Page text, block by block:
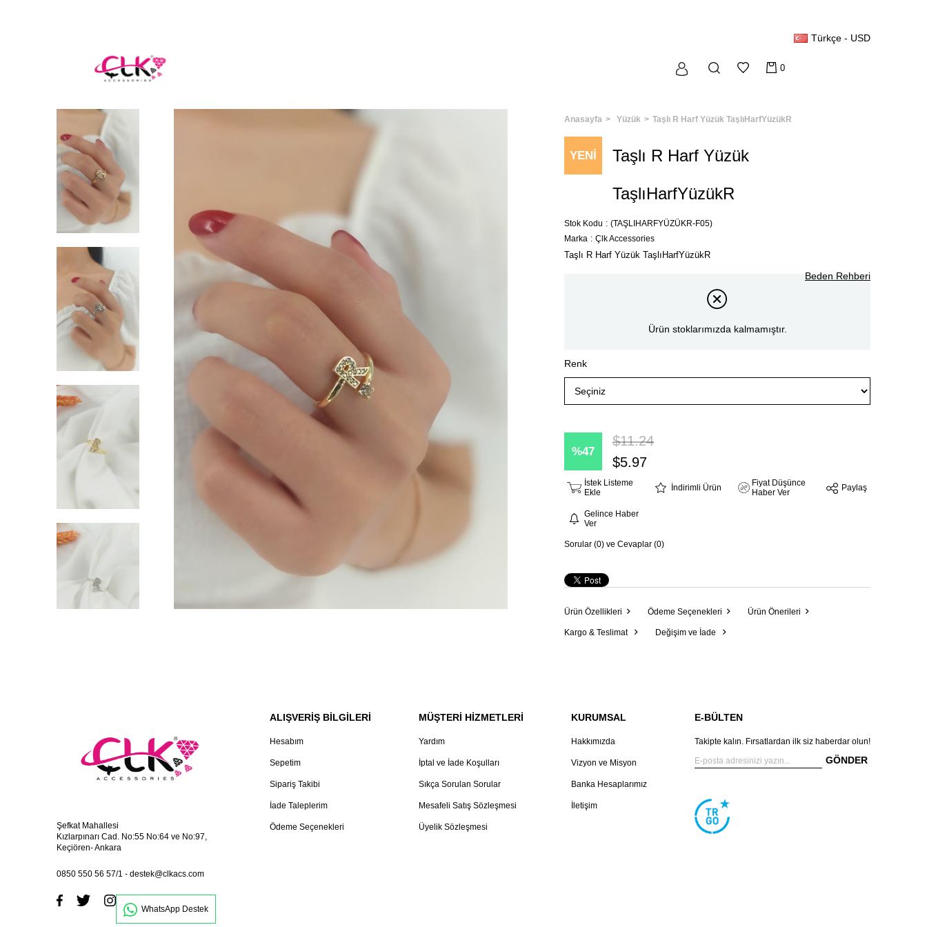
Türkçe - USD
0
Anasayfa Yüzük Taşlı R Harf Yüzük TaşlıHarfYüzükR
YENI Taşlı R Harf Yüzük
TaşlıHarfYüzükR
Stok Kodu
(TAŞLIHARFYÜZÜKR-F05)
Marka : Çlk Accessories
Taşlı R Harf Yüzük TaşlıHarfYüzükR
Beden Rehberi
Ürün stoklarımızda kalmamıştır.
Renk
47
$11.24
$5.97
İstek Listeme
Ekle
İndirimli Ürün
Fiyat Düşünce
Haber Ver
Gelince Haber
Ver
Paylaş
Sorular (0) ve Cevaplar (0)
Ürün Özellikleri Ödeme Seçenekleri Ürün Önerileri
Kargo & Teslimat Değişim ve İade
Şefkat Mahallesi
Kızlarpınarı Cad. No:55 No:64 ve No:97,
Keçiören- Ankara
0850 550 56 57/1 - destek@clkacs.com
WhatsApp Destek
ALIŞVERİŞ BİLGİLERİ
Hesabım
Sepetim
Sipariş Takibi
İade Taleplerim
Ödeme Seçenekleri
MÜŞTERİ HİZMETLERİ
Yardım
İptal ve İade Koşulları
Sıkça Sorulan Sorular
Mesafeli Satış Sözleşmesi
Üyelik Sözleşmesi
KURUMSAL
Hakkımızda
Vizyon ve Misyon
Banka Hesaplarımız
İletişim
E-BÜLTEN
Takipte kalın. Fırsatlardan ilk siz haberdar olun!
GÖNDER